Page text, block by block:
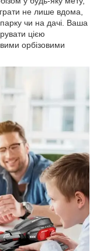
не лише вдома,
чи на дачі. Ваша
цією
орбізовими